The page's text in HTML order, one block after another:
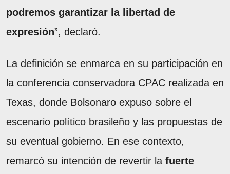
podremos garantizar la libertad de
expresión”, declaró.
La definición se enmarca en su participación en
la conferencia conservadora CPAC realizada en
Texas, donde Bolsonaro expuso sobre el
escenario político brasileño y las propuestas de
su eventual gobierno. En ese contexto,
remarcó su intención de revertir la fuerte